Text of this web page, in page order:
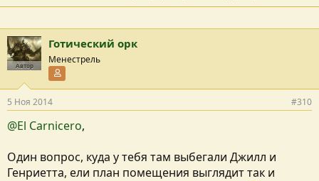
Автор
Готический орк
Менестрель
5 Ноя 2014 #310
@El Carnicero,
Один вопрос, куда у тебя там выбегали Джилл и
Генриетта, ели план помещения выглядит так и